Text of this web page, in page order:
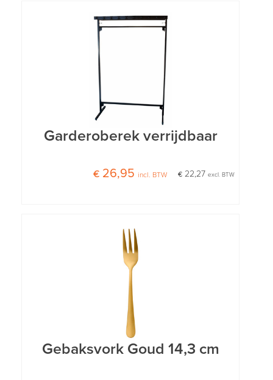
Garderoberek verrijdbaar
€ 22,27excl. BTW
€ 26,95 incl. BTW
Gebaksvork Goud 14,3 cm